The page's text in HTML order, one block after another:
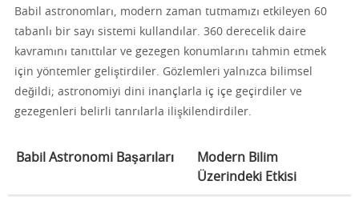
Babil astronomları, modern zaman tutmamızı etkileyen 60
tabanlı bir sayı sistemi kullandılar. 360 derecelik daire
kavramını tanıttılar ve gezegen konumlarını tahmin etmek
için yöntemler geliştirdiler. Gözlemleri yalnızca bilimsel
değildi; astronomiyi dini inançlarla iç içe geçirdiler ve
gezegenleri belirli tanrılarla ilişkilendirdiler.
Babil Astronomi Başarıları
Modern Bilim
Üzerindeki Etkisi